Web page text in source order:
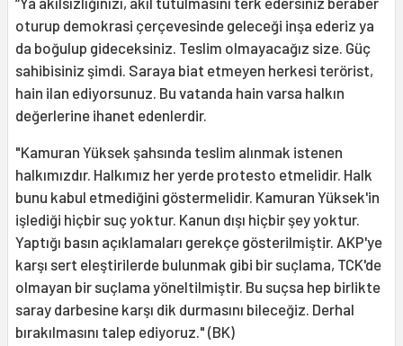
oturup demokrasi çerçevesinde geleceği inşa ederiz ya
da boğulup gideceksiniz. Teslim olmayacağız size. Güç
sahibisiniz şimdi. Saraya biat etmeyen herkesi terörist,
hain ilan ediyorsunuz. Bu vatanda hain varsa halkın
değerlerine ihanet edenlerdir.
"Kamuran Yüksek şahsında teslim alınmak istenen
halkımızdır. Halkımız her yerde protesto etmelidir. Halk
bunu kabul etmediğini göstermelidir. Kamuran Yüksek'in
işlediği hiçbir suç yoktur. Kanun dışı hiçbir şey yoktur.
Yaptığı basın açıklamaları gerekçe gösterilmiştir. AKP'ye
karşı sert eleştirilerde bulunmak gibi bir suçlama, TCK'de
olmayan bir suçlama yöneltilmiştir. Bu suçsa hep birlikte
saray darbesine karşı dik durmasını bileceğiz. Derhal
bırakılmasını talep ediyoruz." (BK)